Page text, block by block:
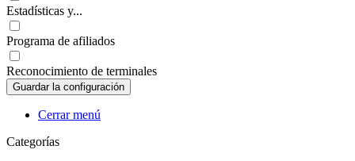
Estadísticas y...
Programa de afiliados
Reconocimiento de terminales
Cerrar menú
Categorías